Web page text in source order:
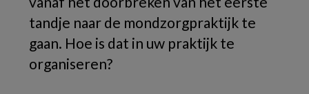
tandje naar de mondzorgpraktijk te
gaan. Hoe is dat in uw praktijk te
organiseren?